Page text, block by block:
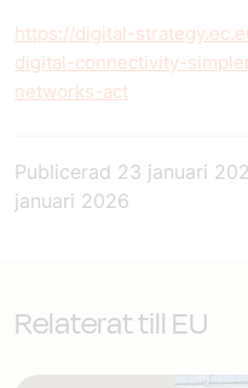
https://digital-
digital-connectivity-
networks-act
Publicerad 23 januari
januari 2026
Relaterat till EU